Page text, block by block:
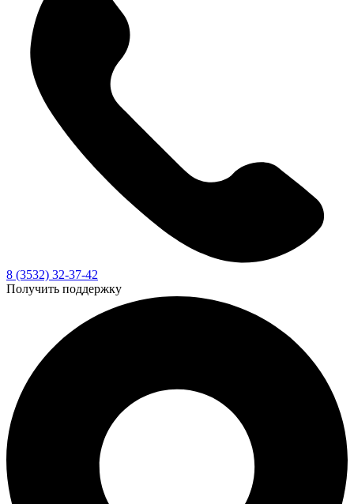
8 (3532) 32-37-42
Получить поддержку